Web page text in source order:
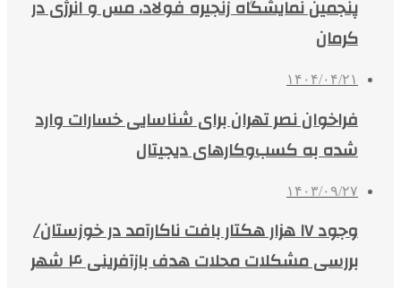
پنجمین نمایشگاه زنجیره فولاد، مس و انرژی در
کرمان
۱۴۰۴/۰۴/۲۱
فراخوان نصر تهران برای شناسایی خسارات وارد
شده به کسب‌وکارهای دیجیتال
۱۴۰۳/۰۹/۲۷
وجود ۱۷ هزار هکتار بافت ناکارآمد در خوزستان/
بررسی مشکلات محلات هدف بازآفرینی ۴ شهر